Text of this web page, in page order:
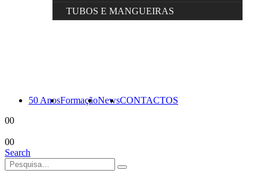
TUBOS E MANGUEIRAS
50 AnosFormaçãoNewsCONTACTOS
00
00
Search